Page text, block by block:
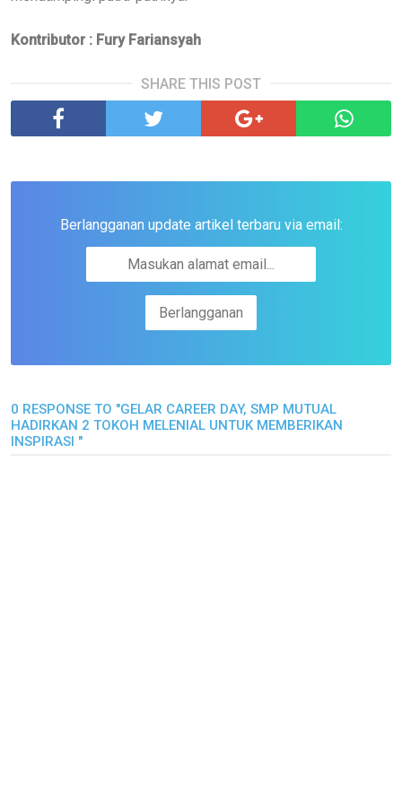
Kontributor : Fury Fariansyah
SHARE THIS POST
Berlangganan update artikel terbaru via email:
0 RESPONSE TO "GELAR CAREER DAY, SMP MUTUAL
HADIRKAN 2 TOKOH MELENIAL UNTUK MEMBERIKAN
INSPIRASI "